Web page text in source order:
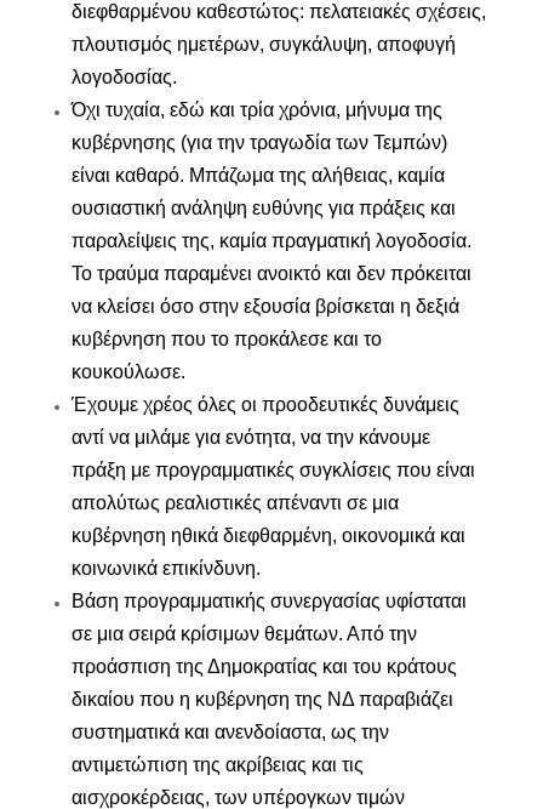
διεφθαρμένου καθεστώτος: πελατειακές σχέσεις,
πλουτισμός ημετέρων, συγκάλυψη, αποφυγή
λογοδοσίας.
Όχι τυχαία, εδώ και τρία χρόνια, μήνυμα της
κυβέρνησης (για την τραγωδία των Τεμπών)
είναι καθαρό. Μπάζωμα της αλήθειας, καμία
ουσιαστική ανάληψη ευθύνης για πράξεις και
παραλείψεις της, καμία πραγματική λογοδοσία.
Το τραύμα παραμένει ανοικτό και δεν πρόκειται
να κλείσει όσο στην εξουσία βρίσκεται η δεξιά
κυβέρνηση που το προκάλεσε και το
κουκούλωσε.
Έχουμε χρέος όλες οι προοδευτικές δυνάμεις
αντί να μιλάμε για ενότητα, να την κάνουμε
πράξη με προγραμματικές συγκλίσεις που είναι
απολύτως ρεαλιστικές απέναντι σε μια
κυβέρνηση ηθικά διεφθαρμένη, οικονομικά και
κοινωνικά επικίνδυνη.
Βάση προγραμματικής συνεργασίας υφίσταται
σε μια σειρά κρίσιμων θεμάτων. Από την
προάσπιση της Δημοκρατίας και του κράτους
δικαίου που η κυβέρνηση της ΝΔ παραβιάζει
συστηματικά και ανενδοίαστα, ως την
αντιμετώπιση της ακρίβειας και τις
αισχροκέρδειας, των υπέρογκων τιμών